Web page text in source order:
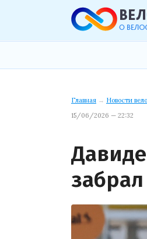
Главная → Новости
15/06/2026 — 22:32